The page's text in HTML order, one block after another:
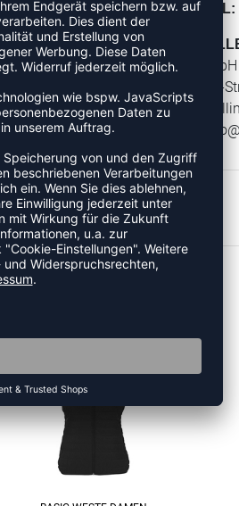
super
m²/24h Atmungsaktivität,
wasserdichter
und Mesh
MATERIAL:
Erima GmbH
Carl-Zeiss-
72793
JACKEN